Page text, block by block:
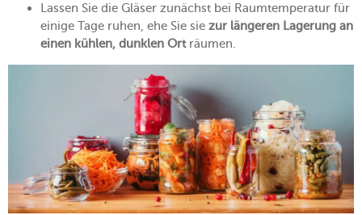
Lassen Sie die Gläser zunächst bei Raumtemperatur für
einige Tage ruhen, ehe Sie sie zur längeren Lagerung an
einen kühlen, dunklen Orträumen.